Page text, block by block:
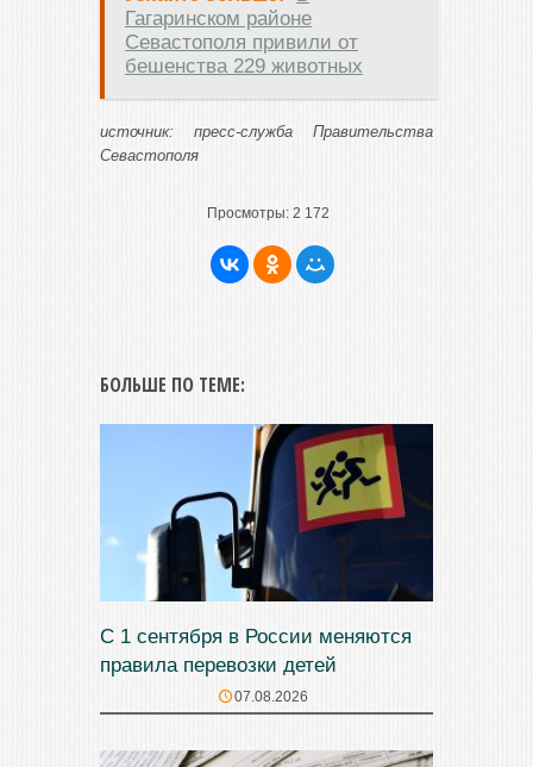
Гагаринском районе
Севастополя привили от
бешенства 229 животных
источник: пресс-служба Правительства
Севастополя
Просмотры: 2 172
БОЛЬШЕ ПО ТЕМЕ:
С 1 сентября в России меняются
правила перевозки детей
07.08.2026